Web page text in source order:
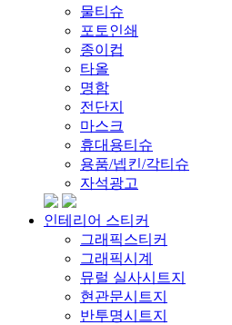
물티슈
포토인쇄
종이컵
타올
명함
전단지
마스크
휴대용티슈
용품/넵킨/각티슈
자석광고
인테리어 스티커
그래픽스티커
그래픽시계
뮤럴 실사시트지
현관문시트지
반투명시트지